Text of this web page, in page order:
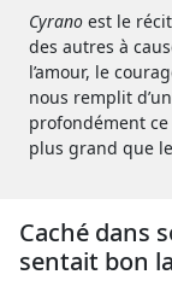
Cyrano est le
des autres à
l’amour, le
nous remplit
profondément
plus grand que
Caché dans
sentait bon